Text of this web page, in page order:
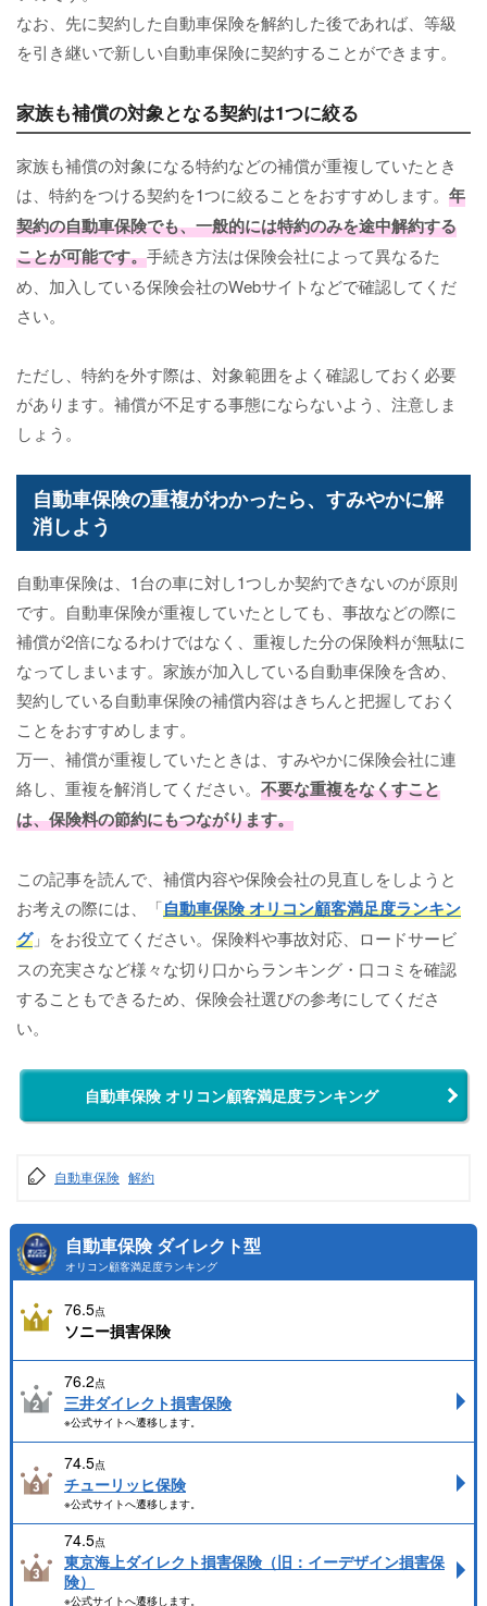
なお、先に契約した自動車保険を解約した後であれば、等級
を引き継いで新しい自動車保険に契約することができます。
家族も補償の対象となる契約は1つに絞る
家族も補償の対象になる特約などの補償が重複していたとき
は、特約をつける契約を1つに絞ることをおすすめします。 年
契約の自動車保険でも、一般的には特約のみを途中解約する
ことが可能です。手続き方法は保険会社によって異なるた
め、加入している保険会社のWebサイトなどで確認してくだ
さい。
ただし、特約を外す際は、対象範囲をよく確認しておく必要
があります。補償が不足する事態にならないよう、注意しま
しょう。
自動車保険の重複がわかったら、すみやかに解
消しよう
自動車保険は、1台の車に対し1つしか契約できないのが原則
です。自動車保険が重複していたとしても、事故などの際に
補償が2倍になるわけではなく、重複した分の保険料が無駄に
なってしまいます。家族が加入している自動車保険を含め、
契約している自動車保険の補償内容はきちんと把握しておく
ことをおすすめします。
万一、補償が重複していたときは、すみやかに保険会社に連
絡し、重複を解消してください。 不要な重複をなくすこと
は、保険料の節約にもつながります。
この記事を読んで、補償内容や保険会社の見直しをしようと
お考えの際には、「自動車保険 オリコン顧客満足度ランキン
グ」をお役立てください。保険料や事故対応、ロードサービ
スの充実さなど様々な切り口からランキング・口コミを確認
することもできるため、保険会社選びの参考にしてくださ
い。
自動車保険 オリコン顧客満足度ランキング
自動車保険 解約
自動車保険 ダイレクト型
オリコン顧客満足度ランキング
76.5点
ソニー損害保険
76.2点
三井ダイレクト損害保険
※公式サイトへ遷移します。
74.5点
チューリッヒ保険
※公式サイトへ遷移します。
74.5点
東京海上ダイレクト損害保険（旧：イーデザイン損害保
険）
※公式サイトへ遷移します。